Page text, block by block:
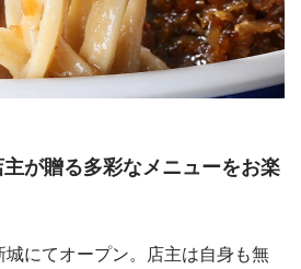
が贈る多彩なメニューをお楽
にてオープン。店主は自身も無